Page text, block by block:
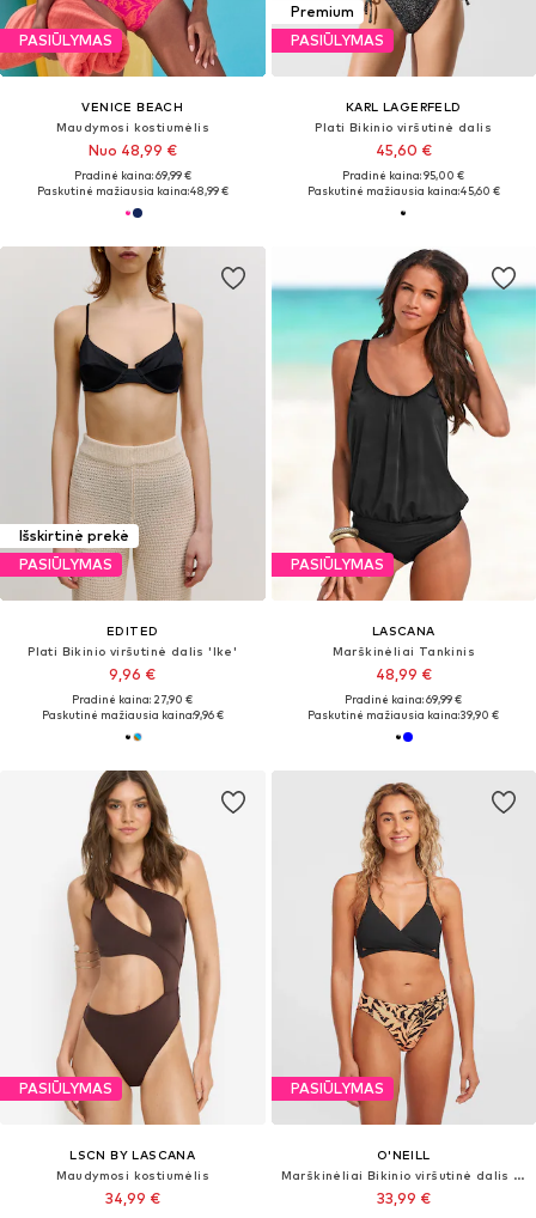
PASIŪLYMAS
VENICE BEACH
Maudymosi kostiumėlis
Nuo 48,99 €
Pradinė kaina: 69,99 €
Paskutinė mažiausia kaina:48,99 €
Premium
PASIŪLYMAS
KARL LAGERFELD
Plati Bikinio viršutinė dalis
45,60 €
Pradinė kaina: 95,00 €
Paskutinė mažiausia kaina:45,60 €
Išskirtinė prekė
PASIŪLYMAS
EDITED
Plati Bikinio viršutinė dalis 'Ike'
9,96 €
Pradinė kaina: 27,90 €
Paskutinė mažiausia kaina:9,96 €
PASIŪLYMAS
LASCANA
Marškinėliai Tankinis
48,99 €
Pradinė kaina: 69,99 €
Paskutinė mažiausia kaina:39,90 €
PASIŪLYMAS
LSCN BY LASCANA
Maudymosi kostiumėlis
34,99 €
PASIŪLYMAS
O'NEILL
Marškinėliai Bikinio viršutinė dalis 'Baay'
33,99 €